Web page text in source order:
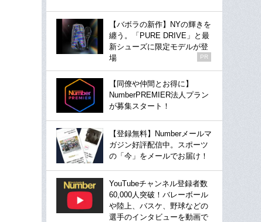
【バボラの新作】NYの輝きを
纏う。「PURE DRIVE」と最
新シューズに限定モデルが登
場
PR
【同僚や仲間とお得に】
NumberPREMIER法人プラン
が募集スタート！
【登録無料】Numberメールマ
ガジン好評配信中。スポーツ
の「今」をメールでお届け！
YouTubeチャンネル登録者数
60,000人突破！バレーボール
や陸上、バスケ、野球などの
選手のインタビューを動画で